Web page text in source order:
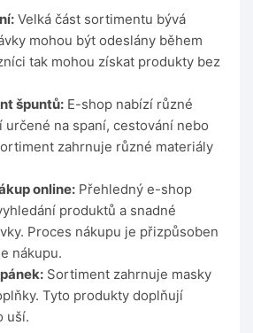
Velká část sortimentu bývá
mohou být odeslány během
tak mohou získat produkty bez
špuntů: E-shop nabízí různé
na spaní, cestování nebo
zahrnuje různé materiály
online: Přehledný e-shop
produktů a snadné
Proces nákupu je přizpůsoben
nákupu.
Sortiment zahrnuje masky
Tyto produkty doplňují
uší.